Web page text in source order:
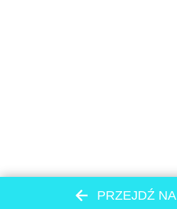
PRZEJDŹ NA